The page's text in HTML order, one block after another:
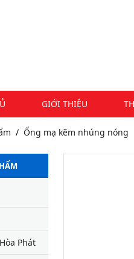
GIỚI THIỆU
Ống mạ kẽm nhúng nóng
Phát